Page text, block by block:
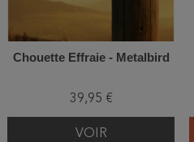
Chouette Effraie - Metalbird
39,95 €
VOIR